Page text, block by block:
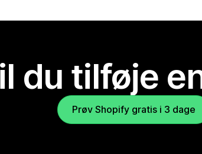
du tilføje
Prøv Shopify gratis i 3 dage